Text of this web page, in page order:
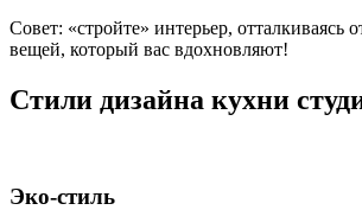
Совет: «стройте» интерьер, отталкиваясь
вещей, который вас вдохновляют!
Стили дизайна кухни
Эко-стиль